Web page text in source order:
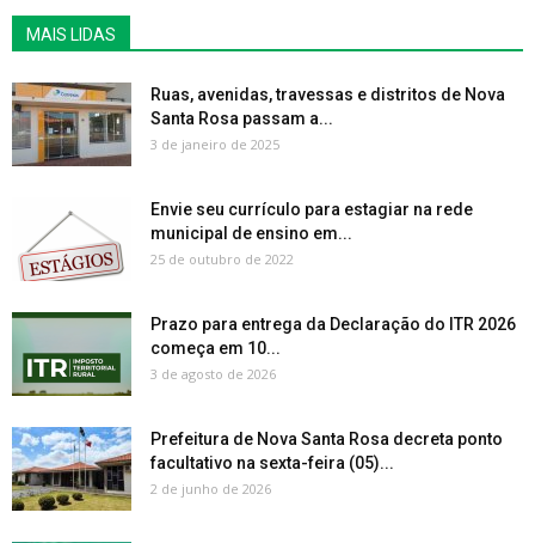
MAIS LIDAS
Ruas, avenidas, travessas e distritos de Nova
Santa Rosa passam a...
3 de janeiro de 2025
Envie seu currículo para estagiar na rede
municipal de ensino em...
25 de outubro de 2022
Prazo para entrega da Declaração do ITR 2026
começa em 10...
3 de agosto de 2026
Prefeitura de Nova Santa Rosa decreta ponto
facultativo na sexta-feira (05)...
2 de junho de 2026